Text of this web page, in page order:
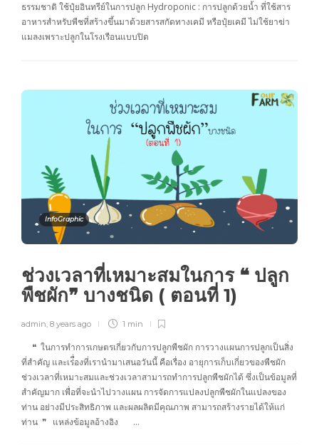
ธรรมชาติ ใช้ปุ๋ยอินทรีย์ในการปลูก Hydroponic : การปลูกด้วยน้ำ ที่ใช้สาร
อาหารสำหรับพืชที่สร้างขึ้นมาด้วยสารสกัดทางเคมี หรือปุ๋ยเคมี ไม่ใช้ยาฆ่า
แมลงเพราะปลูกในโรงเรือนแบบปิด
InfoGraphic
ช่วงเวลาที่เหมาะสมในการ ❝ ปลูก
พืชผัก❞ บางชนิด ( ตอนที่ 1)
admin, 8 years ago 1 min
❝ ในการทำการเกษตรเกี่ยวกับการปลูกพืชผัก การวางแผนการปลูกเป็นสิ่ง
ที่สำคัญ และเร่ื่องที่เรานำมาเสนอวันนี้ คือเรื่อง อายุการเก็บเกี่ยวของพืชผัก
ช่วงเวลาที่เหมาะสมและช่วงเวลาสามารถทำการปลูกพืชผักได้ ซึ่งเป็นข้อมูลที่
สำคัญมาก เพื่อที่จะนำไปวางแผน การจัดการแปลงปลูกพืชผักในแปลงของ
ท่าน อย่างมีประสิทธิภาพ และผลผลิตมีคุณภาพ สามารถสร้างรายได้ให้แก่
ท่าน ❞ แหล่งข้อมูลอ้างอิง …